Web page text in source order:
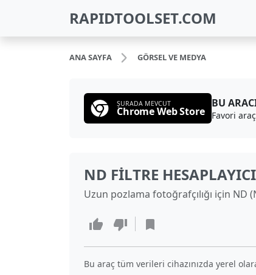
RAPIDTOOLSET.COM
ANA SAYFA GÖRSEL VE MEDYA
ŞURADA MEVCUT
Chrome Web Store
BU
Favori
ND FILTRE HESAPLAYICI
Uzun pozlama fotoğrafçılığı için ND
Bu araç tüm verileri cihazınızda yerel